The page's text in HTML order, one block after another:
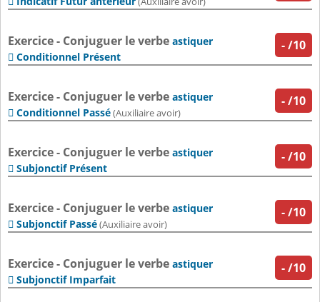
-/10
Exercice - Conjuguer le verbe astiquer
 Conditionnel Présent
-/10
Exercice - Conjuguer le verbe astiquer
 Conditionnel Passé(Auxiliaire avoir)
-/10
Exercice - Conjuguer le verbe astiquer
 Subjonctif Présent
-/10
Exercice - Conjuguer le verbe astiquer
 Subjonctif Passé(Auxiliaire avoir)
-/10
Exercice - Conjuguer le verbe astiquer
 Subjonctif Imparfait